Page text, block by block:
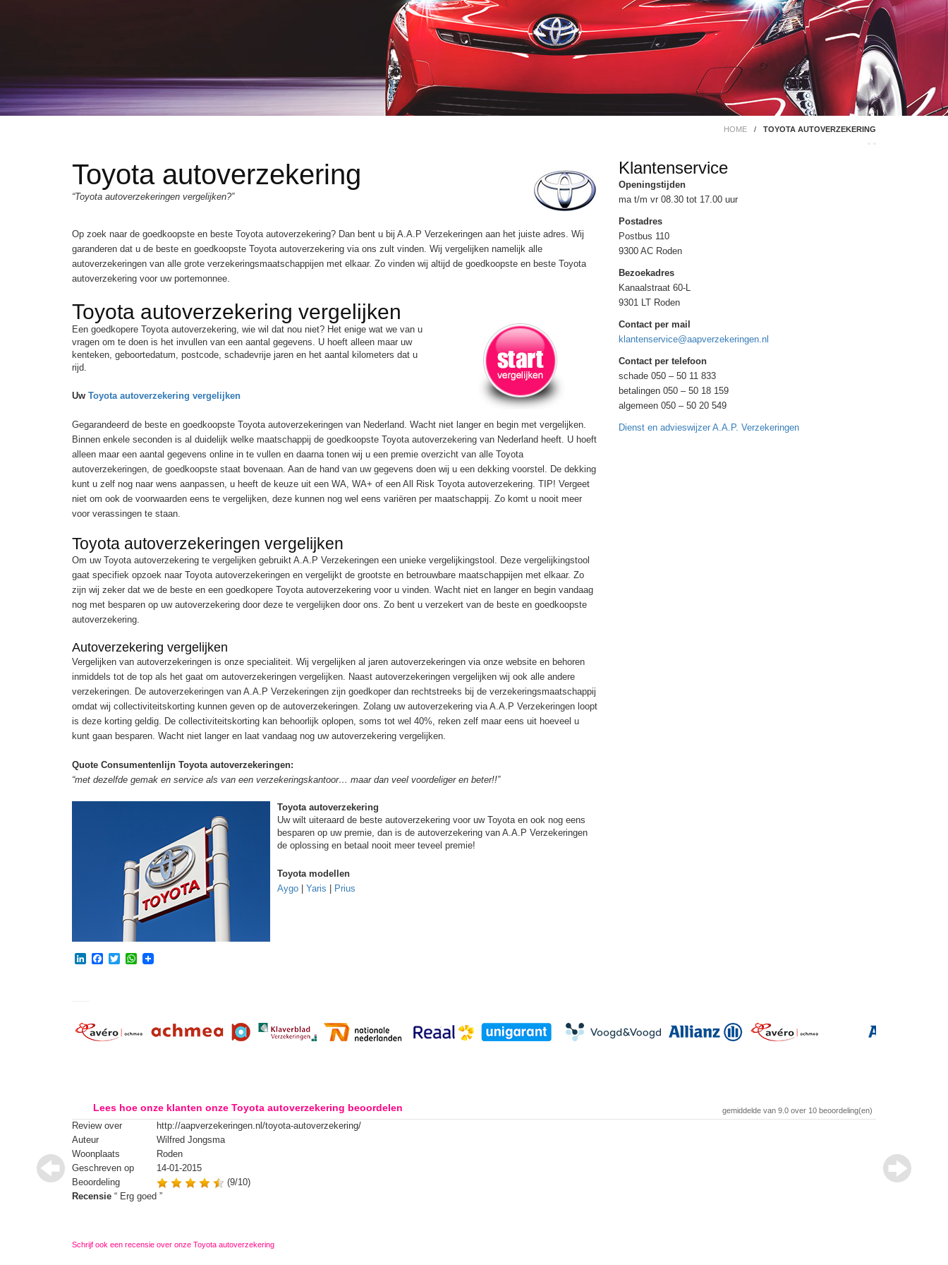
HOME / TOYOTA AUTOVERZEKERING
Toyota autoverzekering
“Toyota autoverzekeringen vergelijken?”
Op zoek naar de goedkoopste en beste Toyota autoverzekering? Dan bent u bij A.A.P Verzekeringen aan het juiste adres. Wij
garanderen dat u de beste en goedkoopste Toyota autoverzekering via ons zult vinden. Wij vergelijken namelijk alle
autoverzekeringen van alle grote verzekeringsmaatschappijen met elkaar. Zo vinden wij altijd de goedkoopste en beste Toyota
autoverzekering voor uw portemonnee.
Toyota autoverzekering vergelijken
Een goedkopere Toyota autoverzekering, wie wil dat nou niet? Het enige wat we van u
vragen om te doen is het invullen van een aantal gegevens. U hoeft alleen maar uw
kenteken, geboortedatum, postcode, schadevrije jaren en het aantal kilometers dat u
rijd.
Uw Toyota autoverzekering vergelijken
Gegarandeerd de beste en goedkoopste Toyota autoverzekeringen van Nederland. Wacht niet langer en begin met vergelijken.
Binnen enkele seconden is al duidelijk welke maatschappij de goedkoopste Toyota autoverzekering van Nederland heeft. U hoeft
alleen maar een aantal gegevens online in te vullen en daarna tonen wij u een premie overzicht van alle Toyota
autoverzekeringen, de goedkoopste staat bovenaan. Aan de hand van uw gegevens doen wij u een dekking voorstel. De dekking
kunt u zelf nog naar wens aanpassen, u heeft de keuze uit een WA, WA+ of een All Risk Toyota autoverzekering. TIP! Vergeet
niet om ook de voorwaarden eens te vergelijken, deze kunnen nog wel eens variëren per maatschappij. Zo komt u nooit meer
voor verassingen te staan.
Toyota autoverzekeringen vergelijken
Om uw Toyota autoverzekering te vergelijken gebruikt A.A.P Verzekeringen een unieke vergelijkingstool. Deze vergelijkingstool
gaat specifiek opzoek naar Toyota autoverzekeringen en vergelijkt de grootste en betrouwbare maatschappijen met elkaar. Zo
zijn wij zeker dat we de beste en een goedkopere Toyota autoverzekering voor u vinden. Wacht niet en langer en begin vandaag
nog met besparen op uw autoverzekering door deze te vergelijken door ons. Zo bent u verzekert van de beste en goedkoopste
autoverzekering.
Autoverzekering vergelijken
Vergelijken van autoverzekeringen is onze specialiteit. Wij vergelijken al jaren autoverzekeringen via onze website en behoren
inmiddels tot de top als het gaat om autoverzekeringen vergelijken. Naast autoverzekeringen vergelijken wij ook alle andere
verzekeringen. De autoverzekeringen van A.A.P Verzekeringen zijn goedkoper dan rechtstreeks bij de verzekeringsmaatschappij
omdat wij collectiviteitskorting kunnen geven op de autoverzekeringen. Zolang uw autoverzekering via A.A.P Verzekeringen loopt
is deze korting geldig. De collectiviteitskorting kan behoorlijk oplopen, soms tot wel 40%, reken zelf maar eens uit hoeveel u
kunt gaan besparen. Wacht niet langer en laat vandaag nog uw autoverzekering vergelijken.
Quote Consumentenlijn Toyota autoverzekeringen:
“met dezelfde gemak en service als van een verzekeringskantoor… maar dan veel voordeliger en beter!!”
Toyota autoverzekering
Uw wilt uiteraard de beste autoverzekering voor uw Toyota en ook nog eens
besparen op uw premie, dan is de autoverzekering van A.A.P Verzekeringen
de oplossing en betaal nooit meer teveel premie!
Toyota modellen
Aygo | Yaris | Prius
LinkedIn
Facebook
TwitterWhatsApp
Klantenservice
Openingstijden
ma t/m vr 08.30 tot 17.00 uur
Postadres
Postbus 110
9300 AC Roden
Bezoekadres
Kanaalstraat 60-L
9301 LT Roden
Contact per mail
klantenservice@aapverzekeringen.nl
Contact per telefoon
schade 050 – 50 11 833
betalingen 050 – 50 18 159
algemeen 050 – 50 20 549
Dienst en advieswijzer A.A.P. Verzekeringen
Lees hoe onze klanten onze Toyota autoverzekering beoordelen
Review over
http://aapverzekeringen.nl/toyota-autoverzekering/
Auteur
Wilfred Jongsma
Woonplaats
Roden
Geschreven op
14-01-2015
Beoordeling
(9/10)
Recensie “ Erg goed ”
Woonplaats
Geschreven op
Beoordeling
gemiddelde van 9.0 over 10 beoordeling(en)
Schrijf ook een recensie over onze Toyota autoverzekering